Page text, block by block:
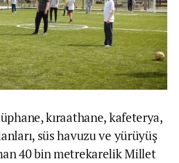
kıraathane, kafeterya,
süs havuzu ve yürüyüş
40 bin metrekarelik Millet